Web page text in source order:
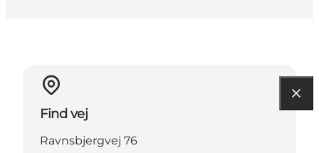
Find vej
Ravnsbjergvej 76